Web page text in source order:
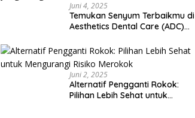
Juni 4, 2025
Temukan Senyum Terbaikmu di
Aesthetics Dental Care (ADC)
yang Mengerti Kebutuhanmu
Juni 2, 2025
Alternatif Pengganti Rokok:
Pilihan Lebih Sehat untuk